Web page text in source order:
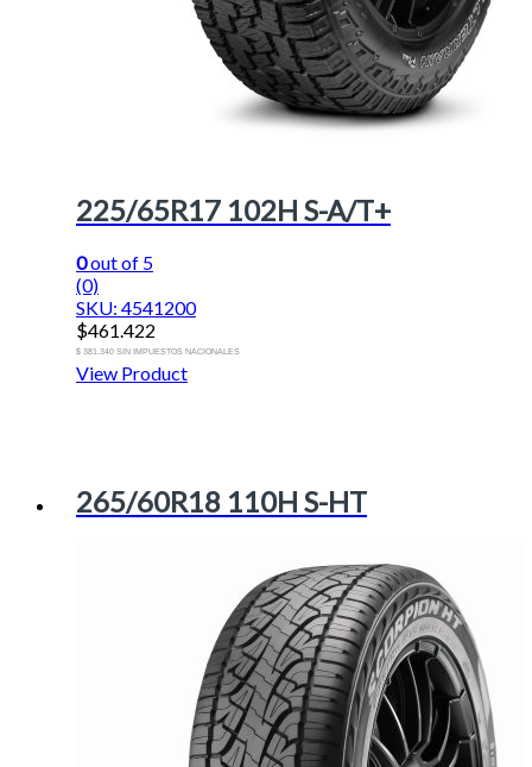
225/65R17 102H S-A/T+
0out of 5
(0)
SKU: 4541200
$461.422
$ 381.340 SIN IMPUESTOS NACIONALES
View Product
265/60R18 110H S-HT